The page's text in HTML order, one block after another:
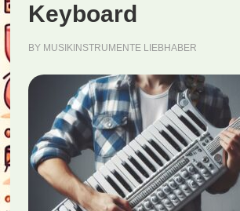
Keyboard
BY MUSIKINSTRUMENTE LIEBHABER